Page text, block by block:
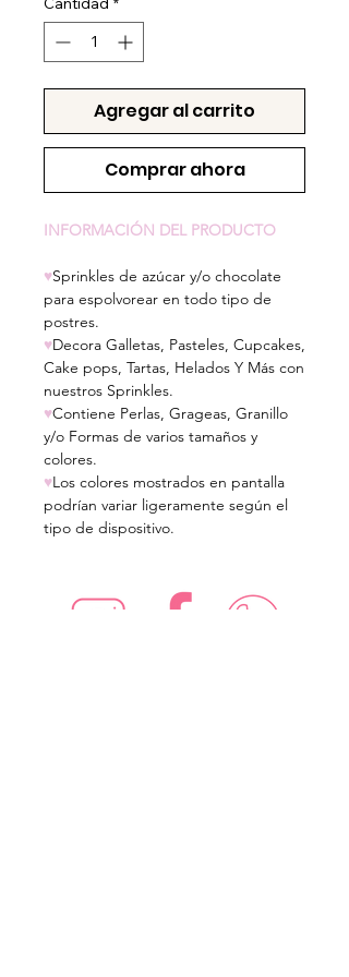
Agregar al carrito
Comprar ahora
INFORMACIÓN DEL PRODUCTO
♥Sprinkles de azúcar y/o chocolate
para espolvorear en todo tipo de
postres.
♥Decora Galletas, Pasteles, Cupcakes,
Cake pops, Tartas, Helados Y Más con
nuestros Sprinkles.
♥Contiene Perlas, Grageas, Granillo
y/o Formas de varios tamaños y
colores.
♥Los colores mostrados en pantalla
podrían variar ligeramente según el
tipo de dispositivo.